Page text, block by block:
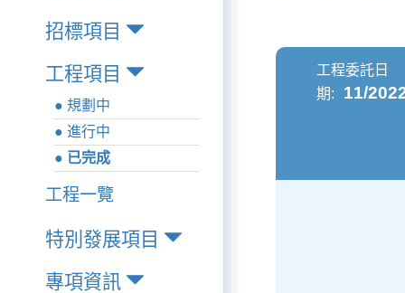
招標項目
工程項目
● 規劃中
● 進行中
● 已完成
工程一覽
特別發展項目
專項資訊
工程委託日
期:
11/